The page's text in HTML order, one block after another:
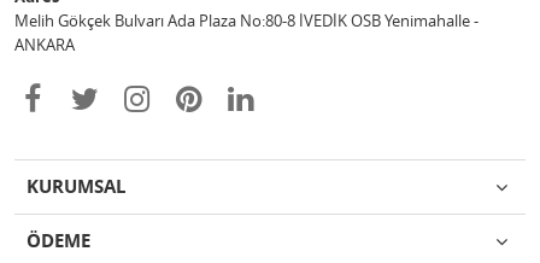
Melih Gökçek Bulvarı Ada Plaza No:80-8 İVEDİK OSB Yenimahalle -
ANKARA
KURUMSAL
ÖDEME